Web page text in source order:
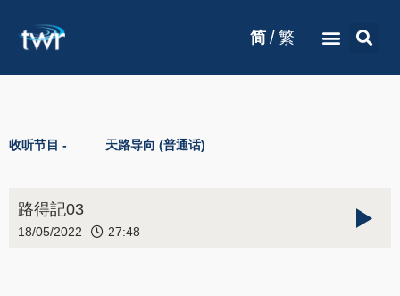
简 / 繁
收听节目 - 天路导向 (普通话)
路得記03
18/05/2022 27:48